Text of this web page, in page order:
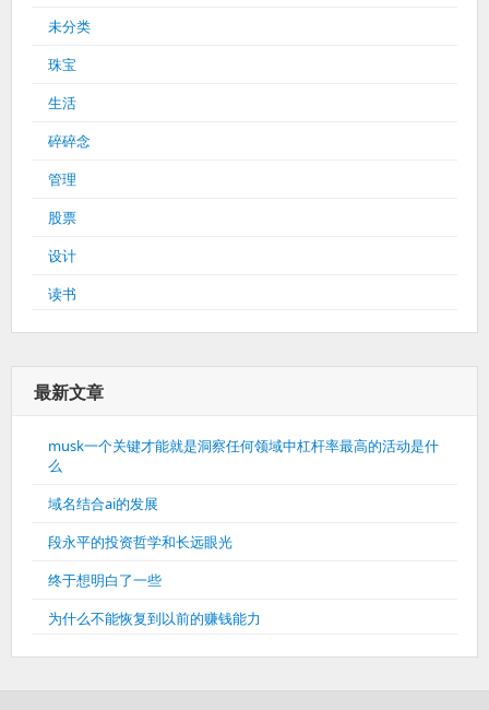
未分类
珠宝
生活
碎碎念
管理
股票
设计
读书
最新文章
musk一个关键才能就是洞察任何领域中杠杆率最高的活动是什
么
域名结合ai的发展
段永平的投资哲学和长远眼光
终于想明白了一些
为什么不能恢复到以前的赚钱能力